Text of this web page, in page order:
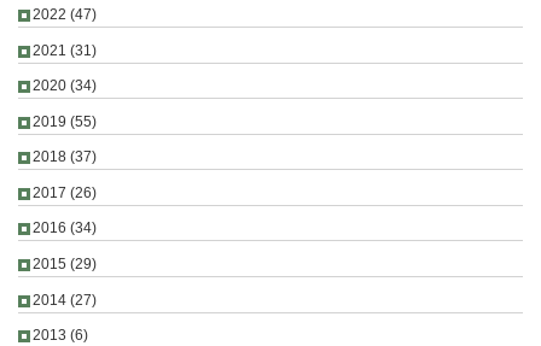
2022 (47)
2021 (31)
2020 (34)
2019 (55)
2018 (37)
2017 (26)
2016 (34)
2015 (29)
2014 (27)
2013 (6)